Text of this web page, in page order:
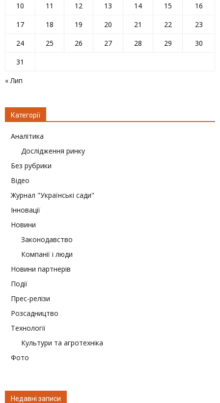
« Лип
10
11 12 13 14 15
16
17
18 19 20 21 22
23
24
25 26 27 28 29
30
31
Категорії
Аналітика
Дослідження ринку
Без рубрики
Відео
Журнал "Українські сади"
Інновації
Новини
Законодавство
Компанії і люди
Новини партнерів
Події
Прес-релізи
Розсадництво
Технології
Культури та агротехніка
Фото
Недавні записи